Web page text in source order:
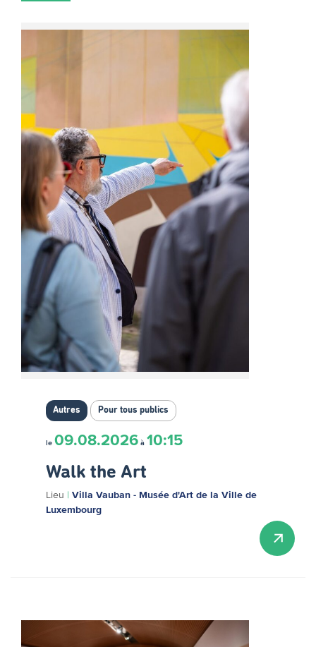
Autres Pour tous publics
le 09.08.2026 à 10:15
Walk the Art
Lieu | Villa Vauban - Musée d'Art de la Ville de
Luxembourg